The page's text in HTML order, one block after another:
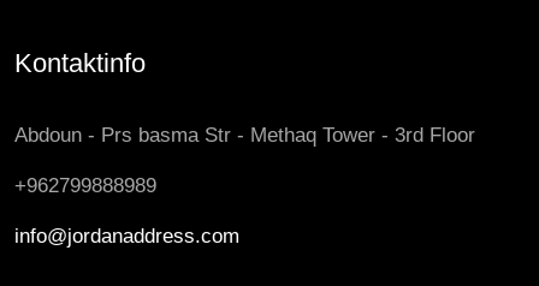
Kontaktinfo
Abdoun - Prs basma Str - Methaq Tower - 3rd Floor
+962799888989
info@jordanaddress.com